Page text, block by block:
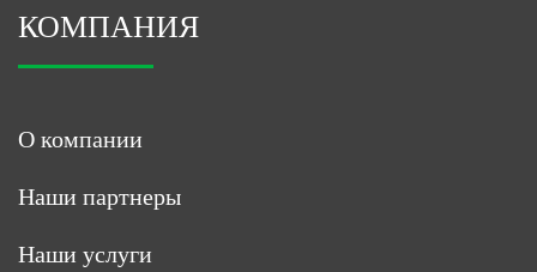
КОМПАНИЯ
О компании
Наши партнеры
Наши услуги